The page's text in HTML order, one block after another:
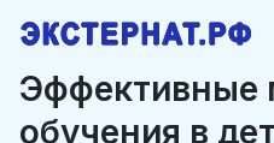
Эффективные
обучения в